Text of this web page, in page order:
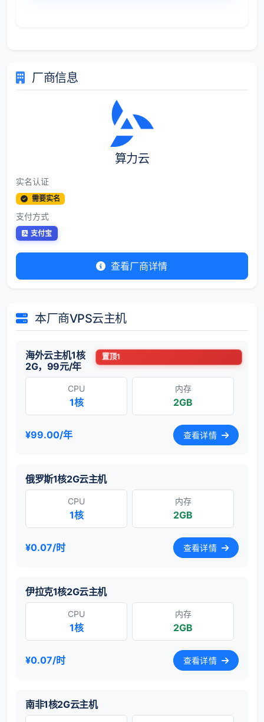
厂商信息
算力云
实名认证
需要实名
支付方式
支付宝
查看厂商详情
本厂商VPS云主机
海外云主机1核
2G，99元/年
置顶1
CPU
1核
内存
2GB
¥99.00/年 查看详情
俄罗斯1核2G云主机
CPU
1核
内存
2GB
¥0.07/时 查看详情
伊拉克1核2G云主机
CPU
1核
内存
2GB
¥0.07/时 查看详情
南非1核2G云主机